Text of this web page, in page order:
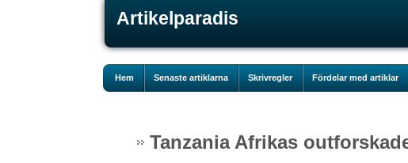
Artikelparadis
Hem Senaste artiklarna Skrivregler Fördelar med artiklar
Tanzania Afrikas